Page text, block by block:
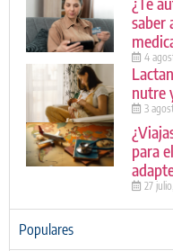
saber
4
nutre
3
para
27
Populares